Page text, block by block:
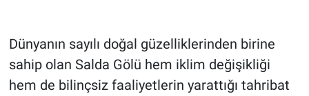
Dünyanın sayılı doğal güzelliklerinden birine
sahip olan Salda Gölü hem iklim değişikliği
hem de bilinçsiz faaliyetlerin yarattığı tahribat